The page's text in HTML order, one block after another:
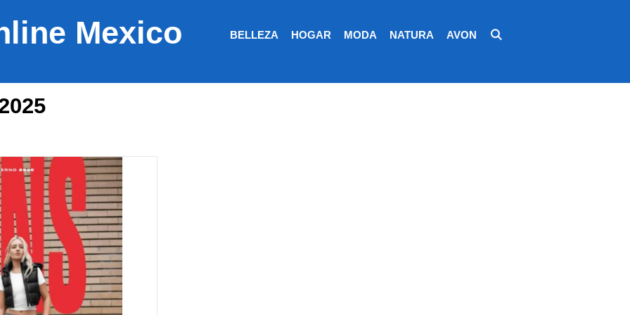
Mexico BELLEZA HOGAR MODA NATURA AVON